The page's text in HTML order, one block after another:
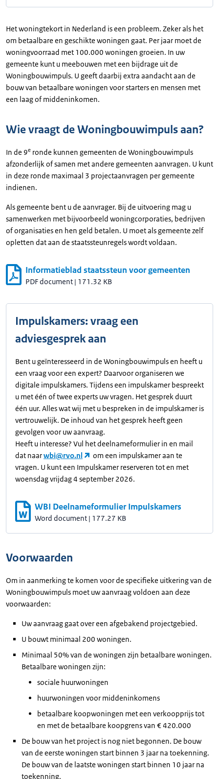
Het woningtekort in Nederland is een probleem. Zeker als het
om betaalbare en geschikte woningen gaat. Per jaar moet de
woningvoorraad met 100.000 woningen groeien. In uw
gemeente kunt u meebouwen met een bijdrage uit de
Woningbouwimpuls. U geeft daarbij extra aandacht aan de
bouw van betaalbare woningen voor starters en mensen met
een laag of middeninkomen.
Wie vraagt de Woningbouwimpuls aan?
In de 9e ronde kunnen gemeenten de Woningbouwimpuls
afzonderlijk of samen met andere gemeenten aanvragen. U kunt
in deze ronde maximaal 3 projectaanvragen per gemeente
indienen.
Als gemeente bent u de aanvrager. Bij de uitvoering mag u
samenwerken met bijvoorbeeld woningcorporaties, bedrijven
of organisaties en hen geld betalen. U moet als gemeente zelf
opletten dat aan de staatssteunregels wordt voldaan.
Informatieblad staatssteun voor gemeenten
PDF document | 171.32 KB
Impulskamers: vraag een
adviesgesprek aan
Bent u geïnteresseerd in de Woningbouwimpuls en heeft u
een vraag voor een expert? Daarvoor organiseren we
digitale impulskamers. Tijdens een impulskamer bespreekt
u met één of twee experts uw vragen. Het gesprek duurt
één uur. Alles wat wij met u bespreken in de impulskamer is
vertrouwelijk. De inhoud van het gesprek heeft geen
gevolgen voor uw aanvraag.
Heeft u interesse? Vul het deelnameformulier in en mail
dat naarwbi@rvo.nl
om een impulskamer aan te
vragen. U kunt een Impulskamer reserveren tot en met
woensdag vrijdag 4 september 2026.
WBI Deelnameformulier Impulskamers
Word document | 177.27 KB
Voorwaarden
Om in aanmerking te komen voor de specifieke uitkering van de
Woningbouwimpuls moet uw aanvraag voldoen aan deze
voorwaarden:
Uw aanvraag gaat over een afgebakend projectgebied.
U bouwt minimaal 200 woningen.
Minimaal 50% van de woningen zijn betaalbare woningen.
Betaalbare woningen zijn:
sociale huurwoningen
huurwoningen voor middeninkomens
betaalbare koopwoningen met een verkoopprijs tot
en met de betaalbare koopgrens van € 420.000
De bouw van het project is nog niet begonnen. De bouw
van de eerste woningen start binnen 3 jaar na toekenning.
De bouw van de laatste woningen start binnen 10 jaar na
toekenning.